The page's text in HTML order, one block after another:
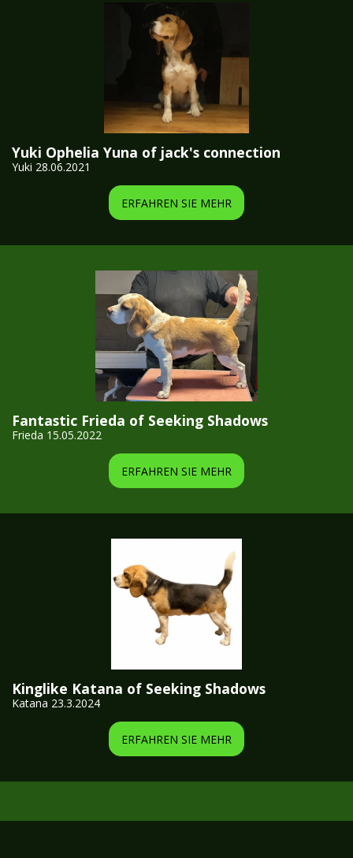
Yuki Ophelia Yuna of jack's connection
Yuki 28.06.2021
ERFAHREN SIE MEHR
Fantastic Frieda of Seeking Shadows
Frieda 15.05.2022
ERFAHREN SIE MEHR
Kinglike Katana of Seeking Shadows
Katana 23.3.2024
ERFAHREN SIE MEHR